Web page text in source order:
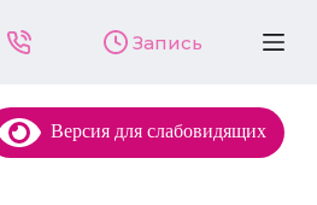
Запись
Версия для слабовидящих